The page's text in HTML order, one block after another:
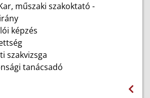
műszaki szakoktató -
képzés
szakvizsga
tanácsadó